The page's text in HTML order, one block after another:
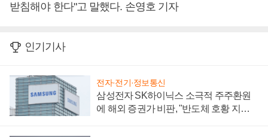
받침해야 한다"고 말했다. 손영호 기자
인기기사
전자·전기·정보통신
삼성전자 SK하이닉스 소극적 주주환원
에 해외 증권가 비판, "반도체 호황 지속